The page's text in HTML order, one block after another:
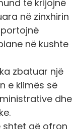
të krijojnë
në zinxhirin
në kushte
zbatuar një
e klimës së
dhe
shtet që ofron